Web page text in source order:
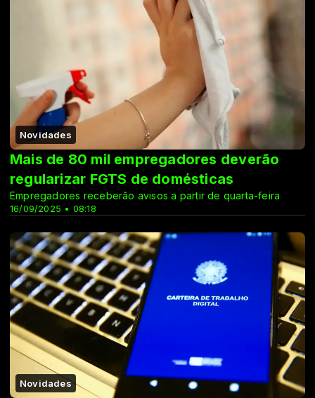
Novidades
16/09/2025 • 08:18
Mais de 80 mil empregadores deverão
regularizar FGTS de domésticas
Empregadores receberão avisos a partir de quarta-feira
Novidades